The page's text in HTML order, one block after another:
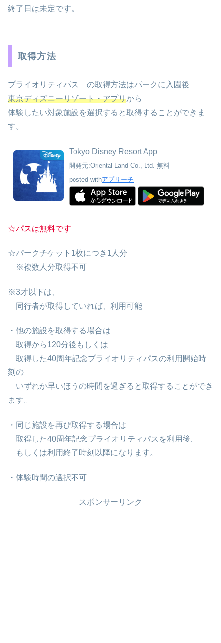
終了日は未定です。
取得方法
プライオリティパス の取得方法はパークに入園後
東京ディズニーリゾート・アプリから
体験したい対象施設を選択すると取得することができま
す。
Tokyo Disney Resort App
開発元:Oriental Land Co., Ltd. 無料
posted withアプリーチ
☆パスは無料です
☆パークチケット1枚につき1人分
※複数人分取得不可
※3才以下は、
同行者が取得していれば、利用可能
・他の施設を取得する場合は
取得から120分後もしくは
取得した40周年記念プライオリティパスの利用開始時
刻の
いずれか早いほうの時間を過ぎると取得することができ
ます。
・同じ施設を再び取得する場合は
取得した40周年記念プライオリティパスを利用後、
もしくは利用終了時刻以降になります。
・体験時間の選択不可
スポンサーリンク